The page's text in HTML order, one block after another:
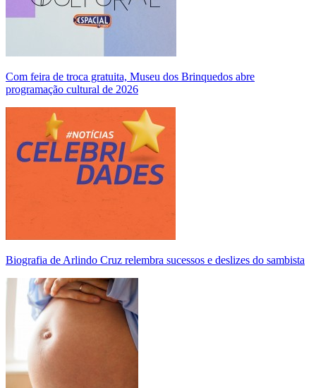
Com feira de troca gratuita, Museu dos Brinquedos abre
programação cultural de 2026
Biografia de Arlindo Cruz relembra sucessos e deslizes do sambista